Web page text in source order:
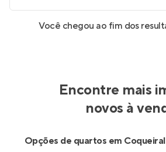
Você chegou ao fim dos
Encontre mais
novos à
Opções de quartos em